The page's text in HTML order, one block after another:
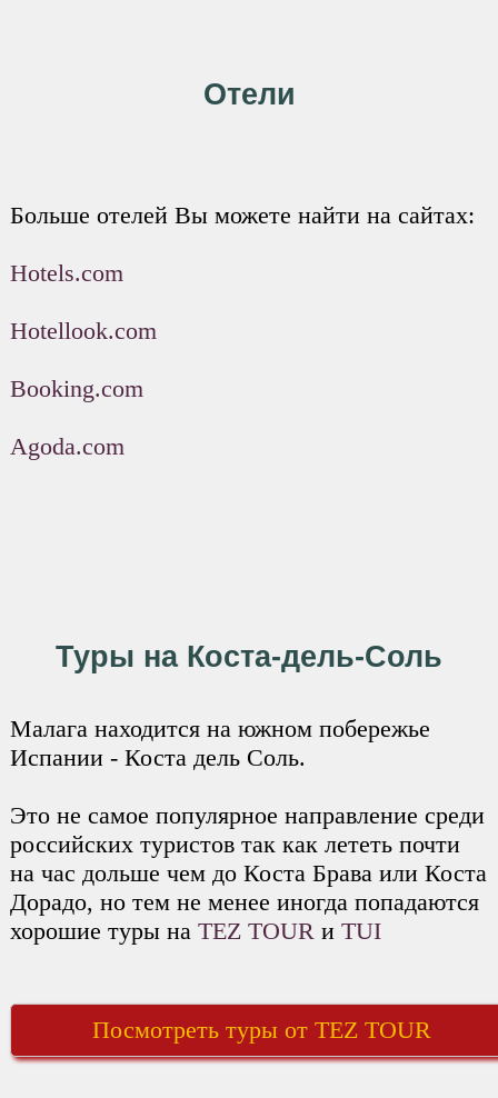
Отели
Больше отелей Вы можете найти на сайтах:
Hotels.com
Hotellook.com
Booking.com
Agoda.com
Туры на Коста-дель-Соль
Малага находится на южном побережье
Испании - Коста дель Соль.
Это не самое популярное направление среди
российских туристов так как лететь почти
на час дольше чем до Коста Брава или Коста
Дорадо, но тем не менее иногда попадаются
хорошие туры на TEZ TOUR и TUI
Посмотреть туры от TEZ TOUR